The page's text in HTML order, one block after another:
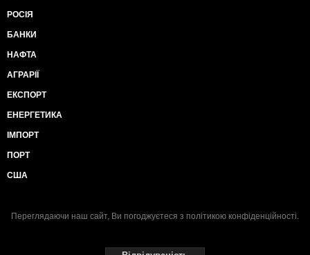
РОСІЯ
БАНКИ
НАФТА
АГРАРІЇ
ЕКСПОРТ
ЕНЕРГЕТИКА
ІМПОРТ
ПОРТ
США
Переглядаючи наш сайт, Ви погоджуєтеся з політикою конфіденційності.